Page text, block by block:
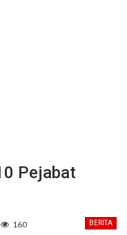
Pejabat
BERITA
160